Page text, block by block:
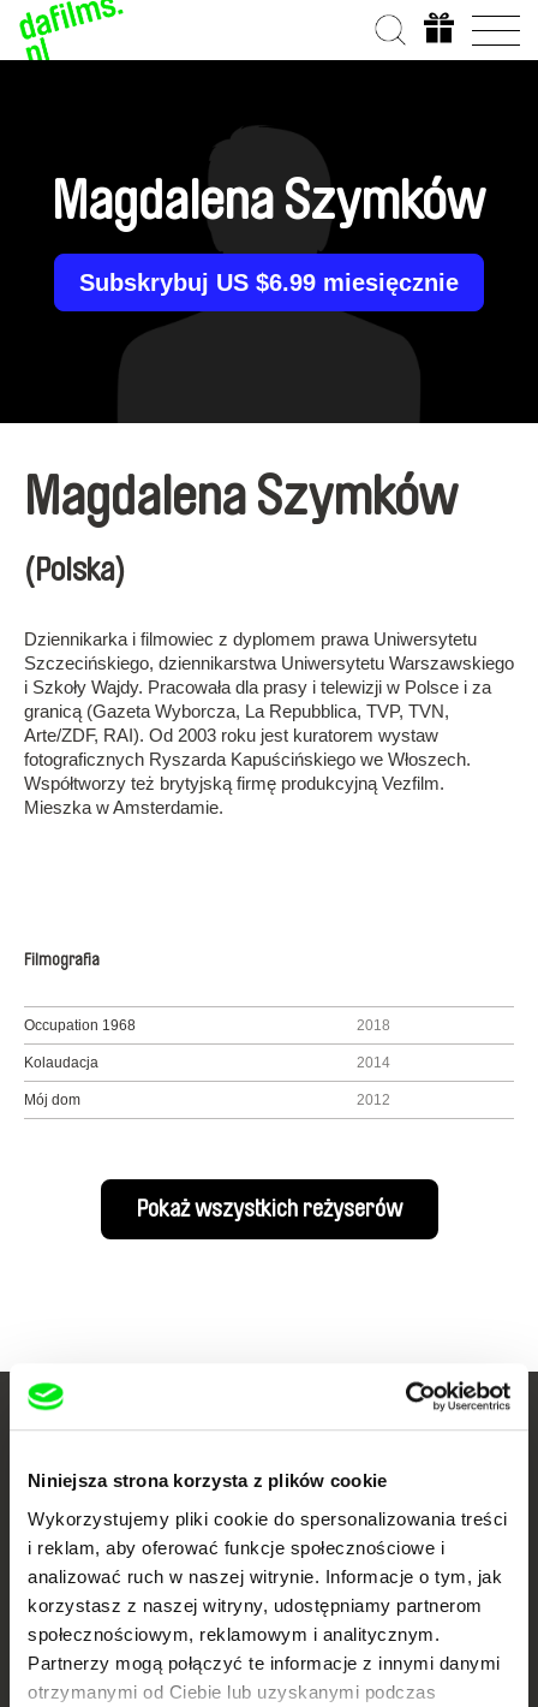
Niniejsza strona korzysta z plików cookie
Wykorzystujemy pliki cookie do spersonalizowania treści
i reklam, aby oferować funkcje społecznościowe i
analizować ruch w naszej witrynie. Informacje o tym, jak
korzystasz z naszej witryny, udostępniamy partnerom
społecznościowym, reklamowym i analitycznym.
Partnerzy mogą połączyć te informacje z innymi danymi
otrzymanymi od Ciebie lub uzyskanymi podczas
Magdalena Szymków
Subskrybuj US $6.99 miesięcznie
Magdalena Szymków
(Polska)
Dziennikarka i filmowiec z dyplomem prawa Uniwersytetu
Szczecińskiego, dziennikarstwa Uniwersytetu Warszawskiego
i Szkoły Wajdy. Pracowała dla prasy i telewizji w Polsce i za
granicą (Gazeta Wyborcza, La Repubblica, TVP, TVN,
Arte/ZDF, RAI). Od 2003 roku jest kuratorem wystaw
fotograficznych Ryszarda Kapuścińskiego we Włoszech.
Współtworzy też brytyjską firmę produkcyjną Vezfilm.
Mieszka w Amsterdamie.
Filmografia
Occupation 1968 2018
Kolaudacja 2014
Mój dom 2012
Pokaż wszystkich reżyserów
Twoje kino
dokumentalne online
Nowe festiwalowe filmy
każdego tygodnia
Portal DAFilms.pl powstał w wyniku inicjatywy Doc Alliance, kreatywnej
współpracy 7 europejskich festiwali kina dokumentalnego. Naszym celem
jest przesuwać granice filmu dokumentalnego, wspierać jego
różnorodność i promować wartościowe autorskie filmy.